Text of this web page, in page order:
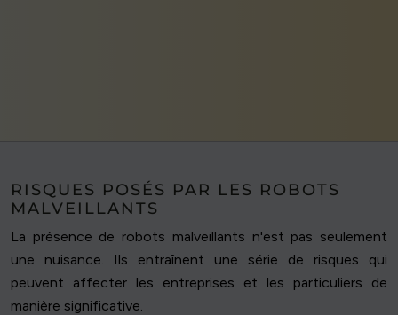
RISQUES POSÉS PAR LES ROBOTS
MALVEILLANTS
La présence de robots malveillants n'est pas seulement
une nuisance. Ils entraînent une série de risques qui
peuvent affecter les entreprises et les particuliers de
manière significative.